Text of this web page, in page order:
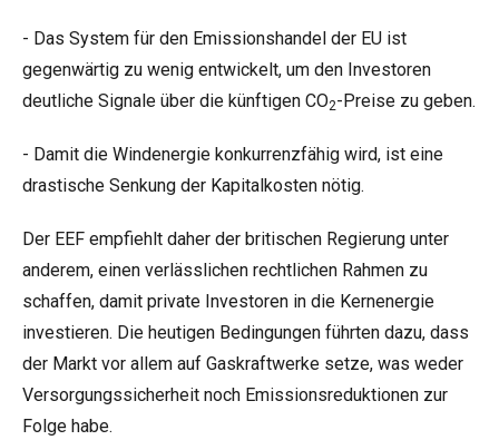
- Das System für den Emissionshandel der EU ist
gegenwärtig zu wenig entwickelt, um den Investoren
deutliche Signale über die künftigen CO2-Preise zu geben.
- Damit die Windenergie konkurrenzfähig wird, ist eine
drastische Senkung der Kapitalkosten nötig.
Der EEF empfiehlt daher der britischen Regierung unter
anderem, einen verlässlichen rechtlichen Rahmen zu
schaffen, damit private Investoren in die Kernenergie
investieren. Die heutigen Bedingungen führten dazu, dass
der Markt vor allem auf Gaskraftwerke setze, was weder
Versorgungssicherheit noch Emissionsreduktionen zur
Folge habe.